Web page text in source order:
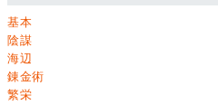
基本
陰謀
海辺
錬金術
繁栄